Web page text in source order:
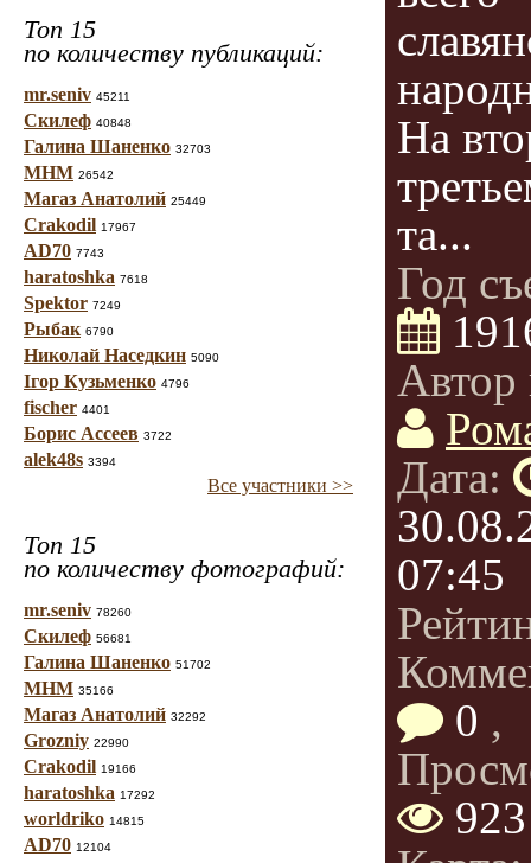
Топ 15
по количеству публикаций:
mr.seniv 45211
Скилеф 40848
Галина Шаненко 32703
МНМ 26542
Магаз Анатолий 25449
Crakodil 17967
AD70 7743
haratoshka 7618
Spektor 7249
Рыбак 6790
Николай Наседкин 5090
Ігор Кузьменко 4796
fischer 4401
Борис Ассеев 3722
alek48s 3394
Все участники >>
Топ 15
по количеству фотографий:
mr.seniv 78260
Скилеф 56681
Галина Шаненко 51702
МНМ 35166
Магаз Анатолий 32292
Grozniy 22990
Crakodil 19166
haratoshka 17292
worldriko 14815
AD70 12104
На
та...
Год
Автор
Дата:
07:45
0 ,
923